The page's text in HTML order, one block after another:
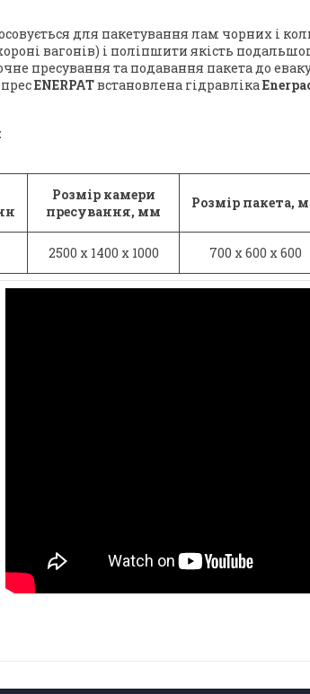
для пакетування лам чорних і
вагонів) і поліпшити якість
пресування та подавання пакета до
ENERPATвстановлена гідравліка
Розмір камери
пресування, мм
Розмір пакета,
2500 x 1400 x 1000 700 x 600 x 600